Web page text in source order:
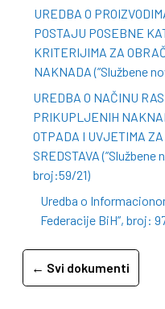
UREDBA O
POSTAJU POSEBNE
KRITERIJIMA ZA
NAKNADA (”Službene
UREDBA O NAČINU
PRIKUPLJENIH
OTPADA I UVJETIMA
SREDSTAVA (”Službene
broj:59/21)
Uredba o
Federacije BiH”, broj:
← Svi dokumenti